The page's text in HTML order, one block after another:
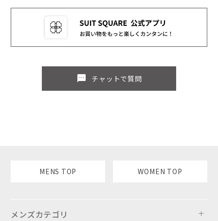
sms チャットで質問
MENS TOP WOMEN TOP
メンズカテゴリ